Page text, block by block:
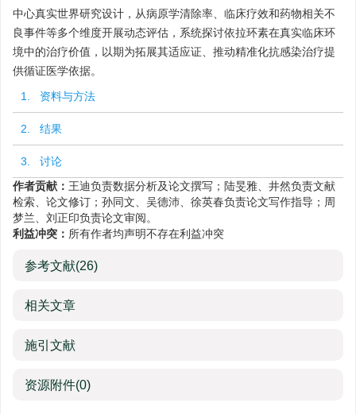
中心真实世界研究设计，从病原学清除率、临床疗效和药物相关不
良事件等多个维度开展动态评估，系统探讨依拉环素在真实临床环
境中的治疗价值，以期为拓展其适应证、推动精准化抗感染治疗提
供循证医学依据。
1. 资料与方法
2. 结果
3. 讨论
作者贡献： 王迪负责数据分析及论文撰写；陆旻雅、井然负责文献
检索、论文修订；孙同文、吴德沛、徐英春负责论文写作指导；周
梦兰、刘正印负责论文审阅。
利益冲突： 所有作者均声明不存在利益冲突
参考文献(26)
相关文章
施引文献
资源附件(0)